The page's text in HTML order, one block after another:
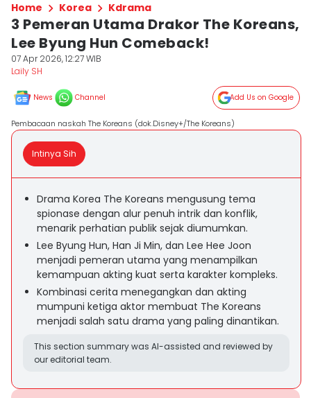
Home Korea Kdrama
3 Pemeran Utama Drakor The Koreans,
Lee Byung Hun Comeback!
07 Apr 2026, 12:27 WIB
Laily SH
News Channel Add Us on Google
Pembacaan naskah The Koreans (dok.Disney+/The Koreans)
Intinya Sih
Drama Korea The Koreans mengusung tema
spionase dengan alur penuh intrik dan konflik,
menarik perhatian publik sejak diumumkan.
Lee Byung Hun, Han Ji Min, dan Lee Hee Joon
menjadi pemeran utama yang menampilkan
kemampuan akting kuat serta karakter kompleks.
Kombinasi cerita menegangkan dan akting
mumpuni ketiga aktor membuat The Koreans
menjadi salah satu drama yang paling dinantikan.
This section summary was AI-assisted and reviewed by
our editorial team.